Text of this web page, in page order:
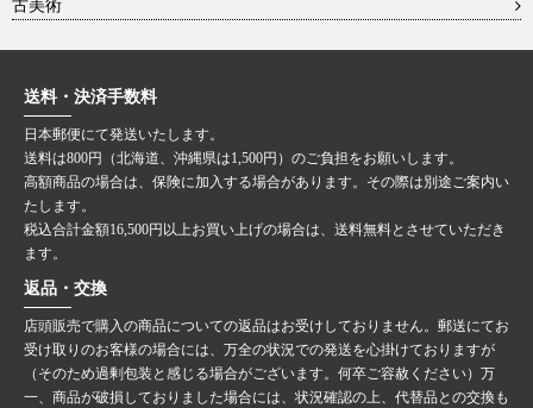
古美術
送料・決済手数料
日本郵便にて発送いたします。
送料は800円（北海道、沖縄県は1,500円）のご負担をお願いします。
高額商品の場合は、保険に加入する場合があります。その際は別途ご案内い
たします。
税込合計金額16,500円以上お買い上げの場合は、送料無料とさせていただき
ます。
返品・交換
店頭販売で購入の商品についての返品はお受けしておりません。郵送にてお
受け取りのお客様の場合には、万全の状況での発送を心掛けておりますが
（そのため過剰包装と感じる場合がございます。何卒ご容赦ください）万
一、商品が破損しておりました場合には、状況確認の上、代替品との交換も